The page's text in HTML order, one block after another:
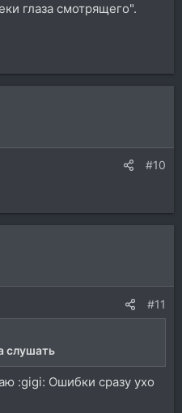
глаза смотрящего".
#10
#11
слушать
:gigi: Ошибки сразу ухо